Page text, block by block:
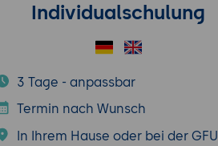
Individualschulung
3 Tage - anpassbar
Termin nach Wunsch
In Ihrem Hause oder bei der GFU